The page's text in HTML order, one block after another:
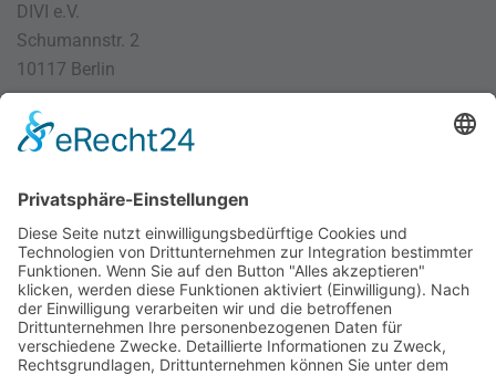
DIVI e.V.
Schumannstr. 2
10117 Berlin
030 / 4000 56 32
Imprint
Datenschutz
Impressum